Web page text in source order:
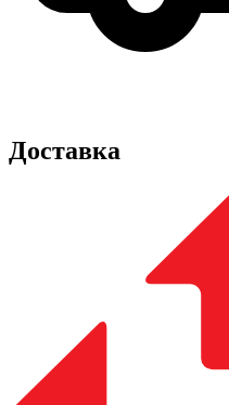
Доставка